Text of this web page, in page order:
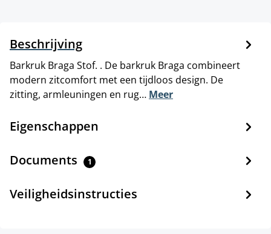
Beschrijving
Barkruk Braga Stof. . De barkruk Braga combineert
modern zitcomfort met een tijdloos design. De
zitting, armleuningen en rug… Meer
Eigenschappen
Documents 1
Veiligheidsinstructies